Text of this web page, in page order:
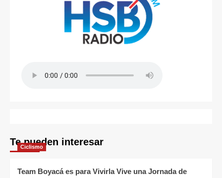
Te pueden interesar
Ciclismo
Team Boyacá es para Vivirla Vive una Jornada de